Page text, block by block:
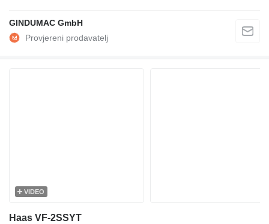
GINDUMAC GmbH
VIDEO
Haas VF-2SSYT